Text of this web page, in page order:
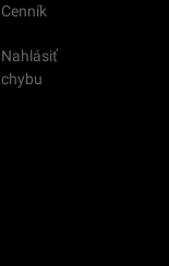
Cenník
Nahlásiť
chybu